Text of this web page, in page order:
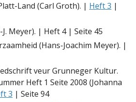
Land (Carl Groth). | Heft 3 |
Meyer). | Heft 4 | Seite 45
(Hans-Joachim Meyer). |
veur Grunneger Kultur.
Heft 1 Seite 2008 (Johanna
3 | Seite 94